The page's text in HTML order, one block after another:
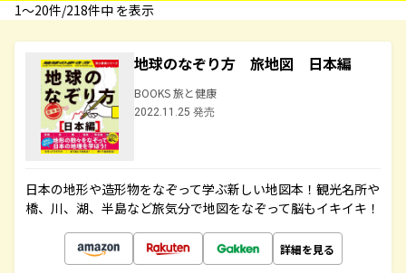
1〜20件/218件中 を表示
地球のなぞり方 旅地図 日本編
BOOKS 旅と健康
2022.11.25 発売
日本の地形や造形物をなぞって学ぶ新しい地図本！観光名所や
橋、川、湖、半島など旅気分で地図をなぞって脳もイキイキ！
詳細を見る